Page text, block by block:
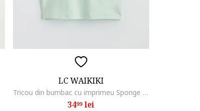
LC WAIKIKI
Tricou din bumbac cu imprimeu Sponge Bob, Galben/Verde pal/Albastru
3499lei